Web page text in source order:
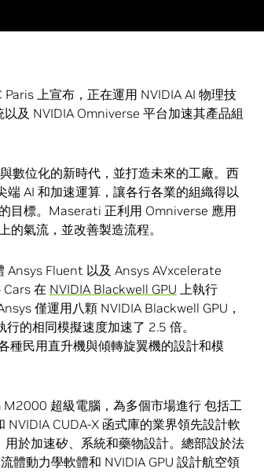
上宣布，正在運用 NVIDIA AI 物理技
及 NVIDIA Omniverse 平台加速其產品組
數位化的新時代，並打造未來的工廠。西
AI 和加速運算，讓各行各業的組織得以
目標。Maserati 正利用 Omniverse 應用
氣流，並改善製造流程。
Ansys Fluent 以及 Ansys AVxcelerate
在 NVIDIA Blackwell GPU 上執行
僅運用八顆 NVIDIA Blackwell GPU，
的相同模擬速度加速了 2.5 倍。
種民用直升機與傾轉旋翼機的設計和模
超級電腦，為多個市場進行 包括工
CUDA-X 函式庫的業界領先設計軟
用於加速矽、系統和藥物設計。總部設於法
體動力學軟體和 NVIDIA GPU 設計航空領